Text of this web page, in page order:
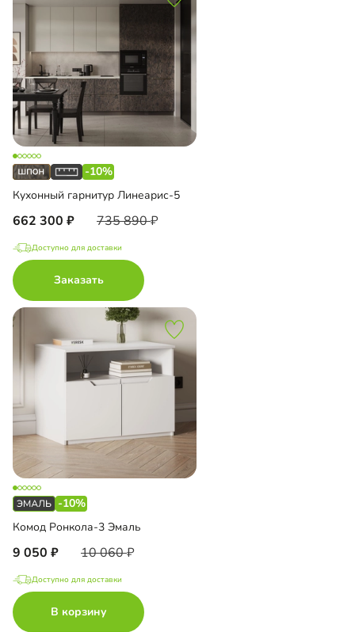
-10%
Кухонный гарнитур Линеарис-5
662 300 735 890
Доступно для доставки
Заказать
-10%
Комод Ронкола-3 Эмаль
9 050 10 060
Доступно для доставки
В корзину